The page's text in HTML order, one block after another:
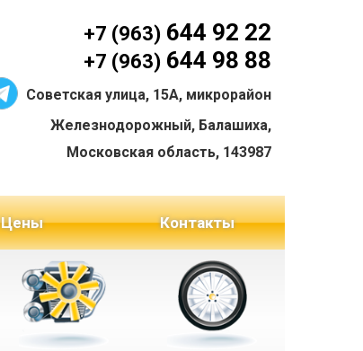
+7 (963) 644 92 22
+7 (963) 644 98 88
Советская улица, 15А, микрорайон
Железнодорожный, Балашиха,
Московская область, 143987
Цены Контакты